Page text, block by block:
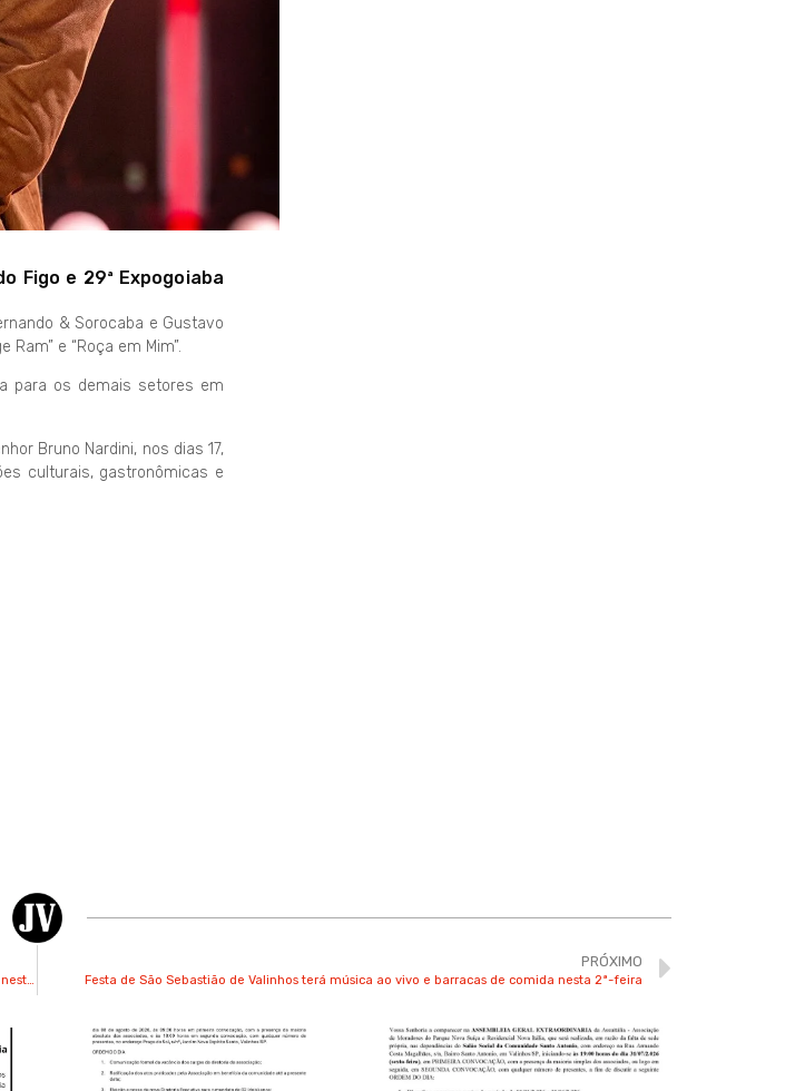
Figo e 29ª Expogoiaba
& Sorocaba e Gustavo
e “Roça em Mim”.
para os demais setores em
Bruno Nardini, nos dias 17,
culturais, gastronômicas e
Prefeitura de Valinhos divulga serviços públicos que funcionarão no feriado de São Sebastião nesta segunda-feira
PRÓXIMO
Festa de São Sebastião de Valinhos terá música ao vivo e barracas de comida nesta 2ª-feira